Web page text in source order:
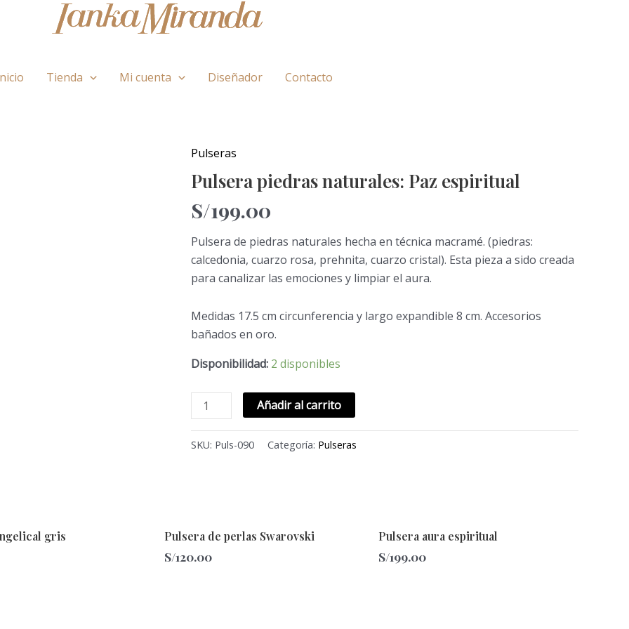
Tienda Mi cuenta Diseñador Contacto
Pulseras
Pulsera piedras naturales: Paz espiritual
S/199.00
Pulsera de piedras naturales hecha en técnica macramé. (piedras:
calcedonia, cuarzo rosa, prehnita, cuarzo cristal). Esta pieza a sido creada
para canalizar las emociones y limpiar el aura.
Medidas 17.5 cm circunferencia y largo expandible 8 cm. Accesorios
bañados en oro.
Disponibilidad: 2 disponibles
Pulsera
piedras
naturales:
Paz
cantidad
Añadir al carrito
SKU: Puls-090 Categoría: Pulseras
gris Pulsera de perlas Swarovski
S/120.00
Pulsera aura espiritual
S/199.00